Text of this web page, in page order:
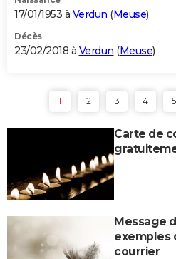
17/01/1953 à Verdun (Meuse)
Décès
23/02/2018 à Verdun (Meuse)
1 2 3 4 5
Carte de
Message
exemples
courrier